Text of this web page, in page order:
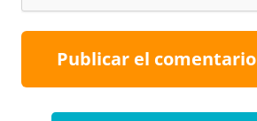
Publicar el comentario